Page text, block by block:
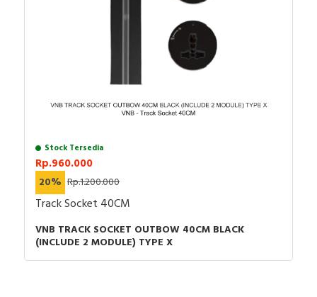
Stock Tersedia
Rp.960.000
20% Rp.1.200.000
Track Socket 40CM
VNB TRACK SOCKET OUTBOW 40CM BLACK
(INCLUDE 2 MODULE) TYPE X